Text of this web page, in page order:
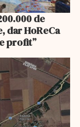
de
dar HoReCa
profit”